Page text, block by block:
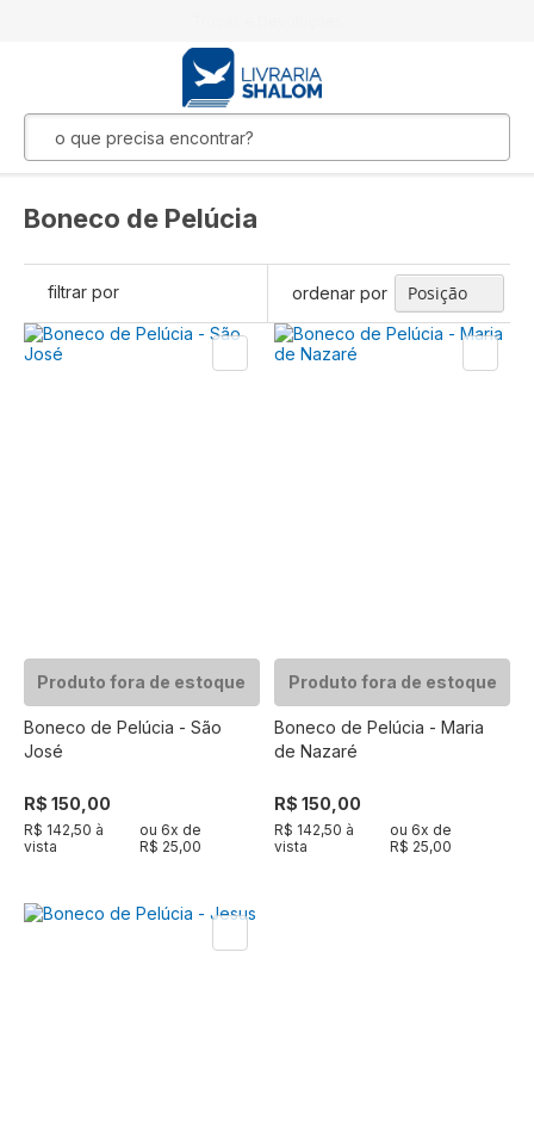
Boneco de Pelúcia
ordenar por
Produto fora de estoque
Boneco de Pelúcia - São
José
R$ 150,00
R$ 142,50 à
vista
ou 6x de
R$ 25,00
Produto fora de estoque
Boneco de Pelúcia - Maria
de Nazaré
R$ 150,00
R$ 142,50 à
vista
ou 6x de
R$ 25,00
filtrar por